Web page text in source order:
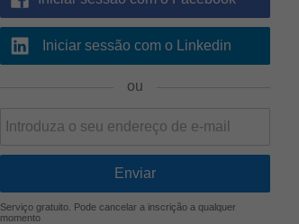
Iniciar sessão com o Linkedin
ou
Serviço gratuito. Pode cancelar a inscrição a qualquer
momento